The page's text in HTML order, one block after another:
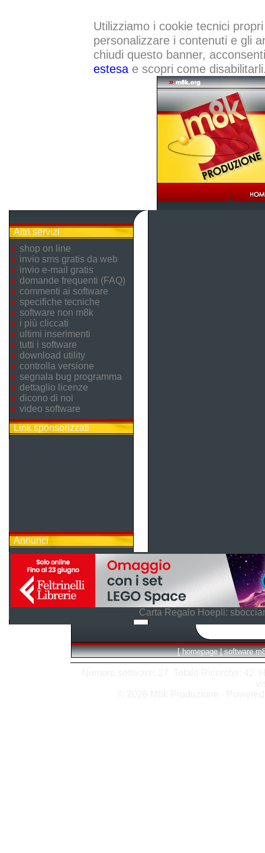
Utilizziamo i cookie tecnici
personalizzare i contenuti e gli
chiudi questo banner,
estesae scopri come
Altri servizi
shop on line
invio sms gratis da web
invio e-mail gratis
domande frequenti (FAQ)
commenti ai software
specifiche tecniche
software non m8k
i più cliccati
ultimi inserimenti
tutti i software
download utility
controlla versione
segnala bug programma
dettaglio licenze
dicono di noi
video software
Link sponsorizzati
Annunci
Carta Regalo Hoepli:
[ homepage | software